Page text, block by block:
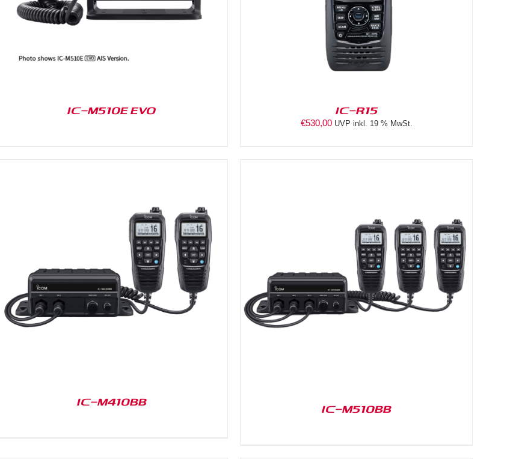
IC-M510E EVO IC-R15
€530,00 UVP inkl. 19 % MwSt.
IC-M410BB
DETAILS
IC-M510BB